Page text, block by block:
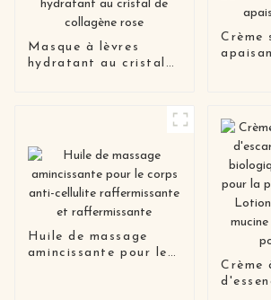
femmes
Masque à lèvres
hydratant au cristal
Crème
Huile de massage
amincissante pour le
Crème